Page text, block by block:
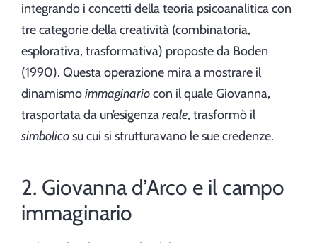
integrando i concetti della teoria psicoanalitica con
tre categorie della creatività (combinatoria,
esplorativa, trasformativa) proposte da Boden
(1990). Questa operazione mira a mostrare il
dinamismoimmaginariocon il quale Giovanna,
trasportata da un’esigenzareale, trasformò il
simbolicosu cui si strutturavano le sue credenze.
2. Giovanna d’Arco e il campo
immaginario